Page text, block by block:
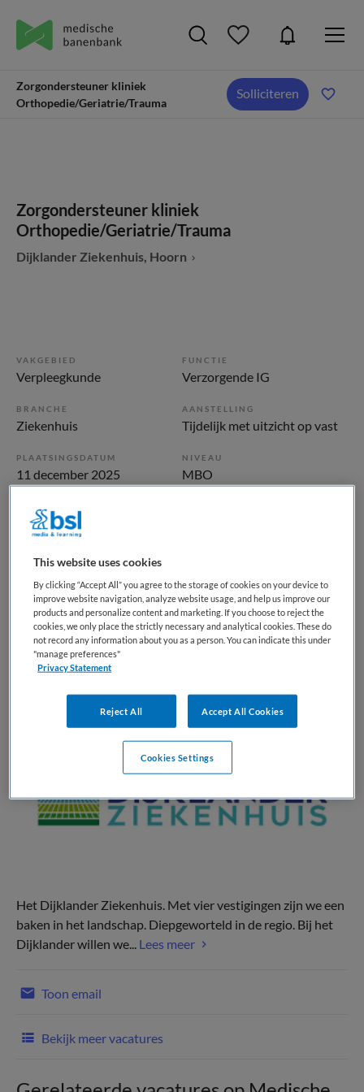
Zorgondersteuner kliniek
Orthopedie/Geriatrie/Trauma
Solliciteren
Zorgondersteuner kliniek
Orthopedie/Geriatrie/Trauma
Dijklander Ziekenhuis, Hoorn
VAKGEBIED
Verpleegkunde
FUNCTIE
Verzorgende IG
BRANCHE
Ziekenhuis
AANSTELLING
Tijdelijk met uitzicht op vast
PLAATSINGSDATUM
11 december 2025
NIVEAU
MBO
Ervaren
Vacature niet beschikbaar
Deze vacature Zorgondersteuner kliniek
Orthopedie/Geriatrie/Trauma bij Dijklander Ziekenhuis is
niet meer actueel. Hieronder staan enkele vergelijkbare
vacatures die voor u wellicht interessant zijn.
Het Dijklander Ziekenhuis. Met vier vestigingen zijn we een
baken in het landschap. Diepgeworteld in de regio. Bij het
Dijklander willen we... Lees meer
Toon email
Bekijk meer vacatures
This website uses cookies
By clicking “Accept All” you agree to the storage of cookies on your device to
improve website navigation, analyze website usage, and help us improve our
products and personalize content and marketing. If you choose to reject the
cookies, we only place the strictly necessary and analytical cookies. These do
not record any information about you as a person. You can indicate this under
"manage preferences"
Privacy Statement
Reject All Accept All Cookies
Cookies Settings